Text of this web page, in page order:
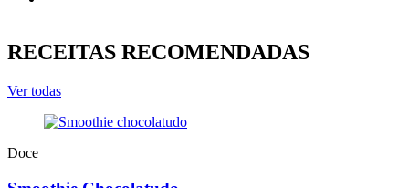
RECEITAS RECOMENDADAS
Ver todas
Doce